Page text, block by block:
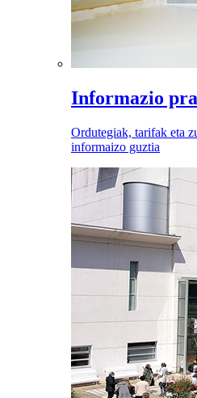
Informazio
Ordutegiak, tarifak eta
informaizo guztia